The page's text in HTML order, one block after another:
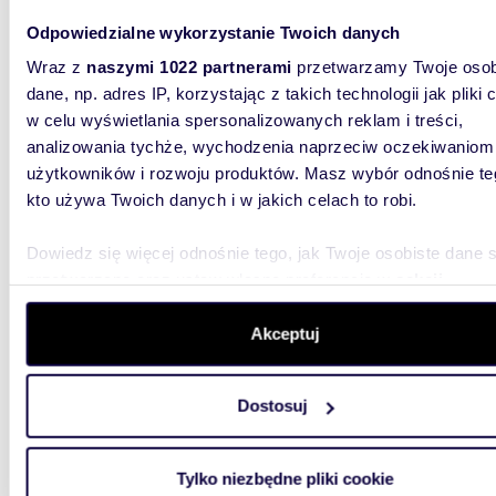
Odpowiedzialne wykorzystanie Twoich danych
Wraz z naszymi 1022 partnerami przetwarzamy Twoje
dane, np. adres IP, korzystając z takich technologii jak pliki
w celu wyświetlania spersonalizowanych reklam i treści,
analizowania tychże, wychodzenia naprzeciw oczekiwaniom
użytkowników i rozwoju produktów. Masz wybór odnośnie
kto używa Twoich danych i w jakich celach to robi.
Dowiedz się więcej odnośnie tego, jak Twoje osobiste dane
szczegółów. W Deklaracji plików cookie możesz zmienić
wycofać swoją zgodę w dowolnej chwili.
aby oferować funkcje społecznościowe i analizować ruch w
witrynie. Informacje o tym, jak korzystasz z naszej witryny,
analitycznym. Partnerzy mogą połączyć te informacje z
Akceptuj
Dostosuj
Tylko niezbędne pliki cookie
WYRÓŻNIONE
570